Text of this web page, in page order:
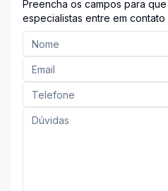
Preencha os campos para
especialistas entre em contato